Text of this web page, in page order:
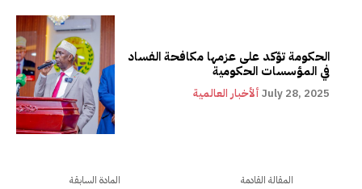
الحكومة تؤكد على عزمها مكافحة الفساد
في المؤسسات الحكومية
ألأخبار العالمية July 28, 2025
المادة السابقة المقالة القادمة